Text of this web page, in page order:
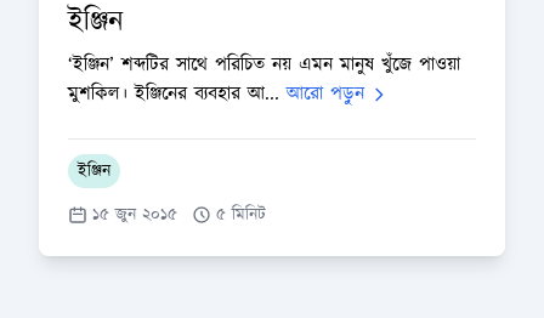
ইঞ্জিন
‘ইঞ্জিন’ শব্দটির সাথে পরিচিত নয় এমন মানুষ খুঁজে পাওয়া
মুশকিল। ইঞ্জিনের ব্যবহার আ...আরো পড়ুন
ইঞ্জিন
১৫ জুন ২০১৫
৫ মিনিট